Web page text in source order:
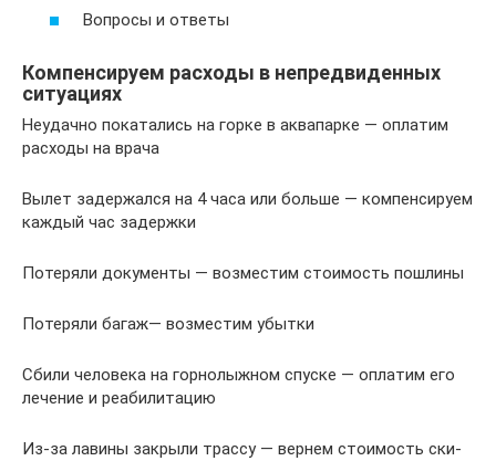
Вопросы и ответы
Компенсируем расходы в непредвиденных
ситуациях
Неудачно покатались на горке в аквапарке — оплатим
расходы на врача
Вылет задержался на 4 часа или больше — компенсируем
каждый час задержки
Потеряли документы — возместим стоимость пошлины
Потеряли багаж— возместим убытки
Сбили человека на горнолыжном спуске — оплатим его
лечение и реабилитацию
Из-за лавины закрыли трассу — вернем стоимость ски-